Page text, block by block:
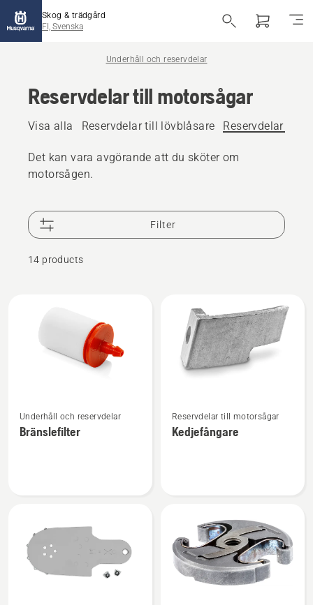
Skog & trädgård
FI, Svenska
Underhåll och reservdelar
Reservdelar till motorsågar
Visa alla Reservdelar till lövblåsare Reservdelar till
Det kan vara avgörande att du sköter om
motorsågen.
Filter
14 products
produkter
mer
information
Underhåll och reservdelar
Bränslefilter
mer
information
Reservdelar till motorsågar
Kedjefångare